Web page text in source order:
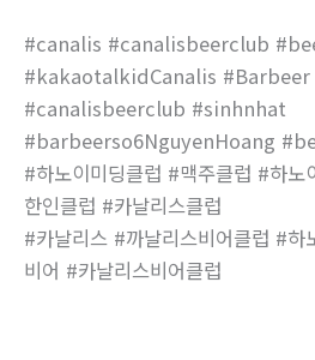
#canalis #canalisbeerclub
#kakaotalkidCanalis #Barbeer
#canalisbeerclub #sinhnhat
#barbeerso6NguyenHoang
#하노이미딩클럽 #맥주클럽 #하노
한인클럽 #카날리스클럽
#카날리스 #까날리스비어클럽 #하
비어 #카날리스비어클럽